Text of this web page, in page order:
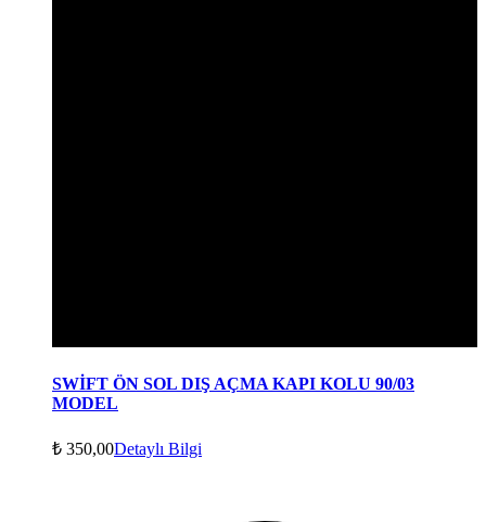
SWİFT ÖN SOL DIŞ AÇMA KAPI KOLU 90/03
MODEL
₺ 350,00Detaylı Bilgi